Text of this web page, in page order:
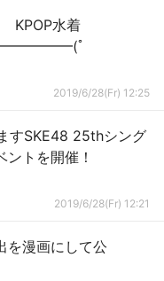
KPOP水着
━━━━━━(ﾟ
2019/6/28(Fr) 12:25
すSKE48 25thシング
トを開催！
2019/6/28(Fr) 12:21
を漫画にして公